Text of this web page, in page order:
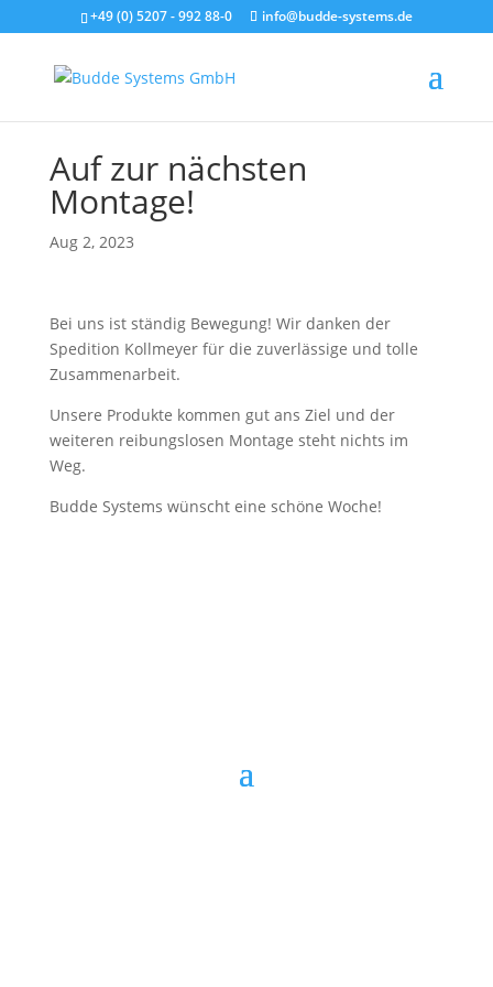
+49 (0) 5207 - 992 88-0 info@budde-systems.de
Auf zur nächsten
Montage!
Aug 2, 2023
Bei uns ist ständig Bewegung! Wir danken der
Spedition Kollmeyer für die zuverlässige und tolle
Zusammenarbeit.
Unsere Produkte kommen gut ans Ziel und der
weiteren reibungslosen Montage steht nichts im
Weg.
Budde Systems wünscht eine schöne Woche!